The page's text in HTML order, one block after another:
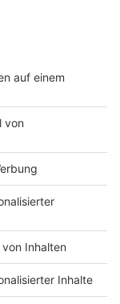
der
Lindner
Bürger,
Steuern. Die
und
für